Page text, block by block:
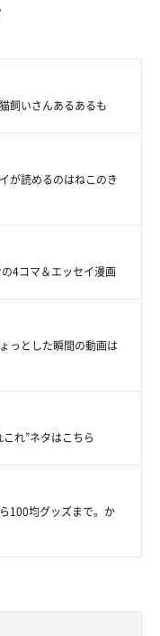
飼いさんあるあるも
が読めるのはねこのき
4コマ＆エッセイ漫画
っとした瞬間の動画は
れ”ネタはこちら
100均グッズまで。か